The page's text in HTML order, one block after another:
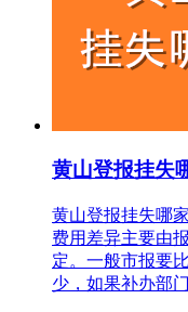
黄山登报挂失
黄山登报挂失哪
费用差异主要由
定。一般市报要
少，如果补办部